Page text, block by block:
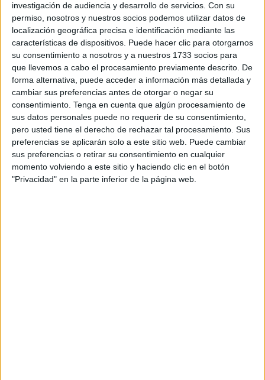
investigación de audiencia y desarrollo de servicios. Con su
permiso, nosotros y nuestros socios podemos utilizar datos de
localización geográfica precisa e identificación mediante las
características de dispositivos. Puede hacer clic para otorgarnos
su consentimiento a nosotros y a nuestros 1733 socios para
que llevemos a cabo el procesamiento previamente descrito. De
forma alternativa, puede acceder a información más detallada y
cambiar sus preferencias antes de otorgar o negar su
consentimiento. Tenga en cuenta que algún procesamiento de
sus datos personales puede no requerir de su consentimiento,
pero usted tiene el derecho de rechazar tal procesamiento. Sus
preferencias se aplicarán solo a este sitio web. Puede cambiar
sus preferencias o retirar su consentimiento en cualquier
momento volviendo a este sitio y haciendo clic en el botón
"Privacidad" en la parte inferior de la página web.
atractivos y estimulan el entusiasmo por el aprendizaje.
Comprensión más profunda:
Al utilizar personajes
familiares, los niños pueden comprender mejor las tareas
y actividades propuestas. Esto facilita la asimilación de
conceptos y el desarrollo de habilidades.
Mayor atención y concentración:
La conexión con
personajes de la Patrulla Canina puede mantener a los
niños comprometidos durante más tiempo en las
actividades de descripción, lo que beneficia su
concentración.